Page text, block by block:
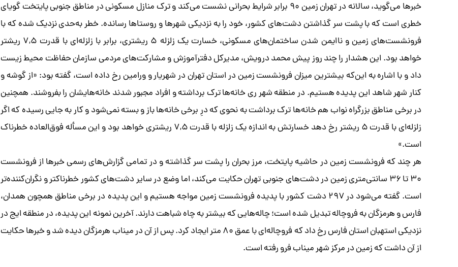
خبرها می‌گوید، سالانه در تهران زمین ۹۰ برابر شرایط بحرانی نشست می‌کند و ترک منازل مسکونی در مناطق جنوبی پایتخت گویای
خطری است که با پشت سر گذاشتن دشت‌های کشور، خود را به نزدیکی شهرها و روستاها رسانده. خطر به‌حدی نزدیک شده که با
فرونشست‌های زمین و ناایمن شدن ساختمان‌های مسکونی، خسارت یک زلزله ۵ ریشتری، برابر با زلزله‌ای با قدرت ۷,۵ ریشتر
خواهد بود. این هشدار را چند روز پیش محمد درویش، مدیرکل دفترآموزش و مشارکت‌های مردمی سازمان حفاظت محیط‌ زیست
داد و با اشاره به این‌که بیشترین میزان فرونشست زمین در استان تهران در شهریار و ورامین رخ داده است، گفته بود: «از گوشه و
کنار شهر شاهد این پدیده هستیم. در منطقه شهر ری خانه‌ها ترک برداشته و افراد مجبور شدند خانه‌هایشان را بفروشند. همچنین
در برخی مناطق بزرگراه نواب هم خانه‌ها ترک برداشت به نحوی که درِ برخی خانه‌ها باز و بسته نمی‌شود و کار به جایی رسیده که اگر
زلزله‌ای با قدرت ۵ ریشتر رخ دهد خسارتش به اندازه یک زلزله با قدرت ۷,۵ ریشتری خواهد بود و این مسأله فوق‌العاده خطرناک
است.»
هر چند که فرونشست زمین در حاشیه پایتخت، مرز بحران را پشت سر گذاشته و در تمامی گزارش‌های رسمی خبرها از فرونشست
۳۰ تا ۳۶ سانتی‌متری زمین در دشت‌های جنوبی تهران حکایت می‌کند، اما وضع در سایر دشت‌های کشور خطرناکتر و نگران‌کننده‌تر
است. گفته می‌شود در ۲۹۷ دشت کشور با پدیده فرونشست زمین مواجه هستیم و این پدیده در برخی مناطق همچون همدان،
فارس و هرمزگان به فروچاله تبدیل شده است؛ چاله‌هایی که بیشتر به چاه شباهت دارند. آخرین نمونه این پدیده، در منطقه ایج در
نزدیکی استهبان استان فارس رخ داد که فروچاله‌ای با عمق ۸۰ متر ایجاد کرد. پس از آن در میناب هرمزگان دیده شد و خبرها حکایت
از آن داشت که زمین در مرکز شهر میناب فرو رفته است.